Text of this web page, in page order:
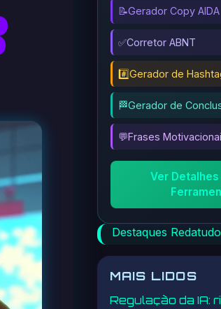
📝Gerador Copy AIDA
✅Corretor ABNT
#️⃣Gerador de
🏁Gerador de
💬Frases
Ver Detalhes
Destaques Redatudo
MAIS LIDOS
Regulação da IA: